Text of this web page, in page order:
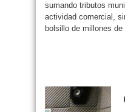
sumando tributos
actividad comercial,
bolsillo de millones